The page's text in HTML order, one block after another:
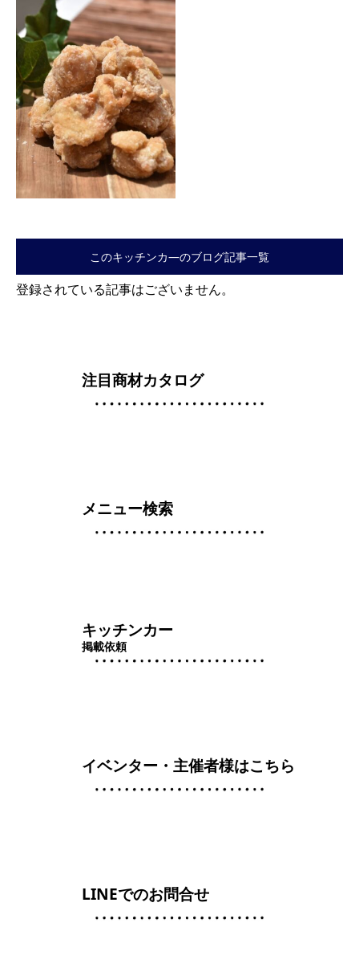
このキッチンカ―のブログ記事一覧
登録されている記事はございません。
注目商材カタログ
メニュー検索
キッチンカー
掲載依頼
イベンター・主催者様はこちら
LINEでのお問合せ